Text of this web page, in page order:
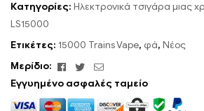
Κατηγορίες: Ηλεκτρονικά τσιγάρα μιας
LS15000
Ετικέτες: 15000 Trains Vape, φά, Νέος
Μερίδιο:
FacebookΚελάδημα
ΗΛΕΚΤΡΟΝΙΚΗ
ΔΙΕΥΘΥΝΣΗ
Εγγυημένο ασφαλές ταμείο